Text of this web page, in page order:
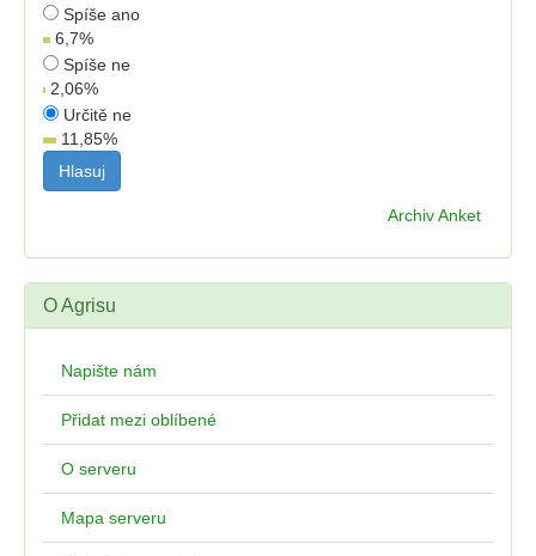
Spíše ano
6,7%
Spíše ne
2,06%
Určitě ne
11,85%
Archiv Anket
O Agrisu
Napište nám
Přidat mezi oblíbené
O serveru
Mapa serveru